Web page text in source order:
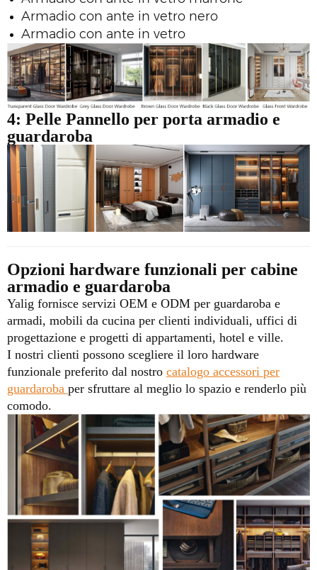
Armadio con ante in vetro nero
Armadio con ante in vetro
4: Pelle Pannello per porta armadio e
guardaroba
Opzioni hardware funzionali per cabine
armadio e guardaroba
Yalig fornisce servizi OEM e ODM per guardaroba e
armadi, mobili da cucina per clienti individuali, uffici di
progettazione e progetti di appartamenti, hotel e ville.
I nostri clienti possono scegliere il loro hardware
funzionale preferito dal nostro catalogo accessori per
guardaroba per sfruttare al meglio lo spazio e renderlo più
comodo.